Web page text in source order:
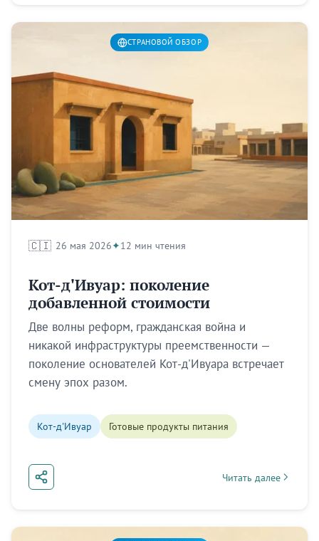
СТРАНОВОЙ ОБЗОР
🇨🇮 26 мая 2026 12 мин чтения
Кот-д'Ивуар: поколение
добавленной стоимости
Две волны реформ, гражданская война и
никакой инфраструктуры преемственности —
поколение основателей Кот-д'Ивуара встречает
смену эпох разом.
Кот-д'Ивуар Готовые продукты питания
Читать далее
about Кот-д'Ивуар: